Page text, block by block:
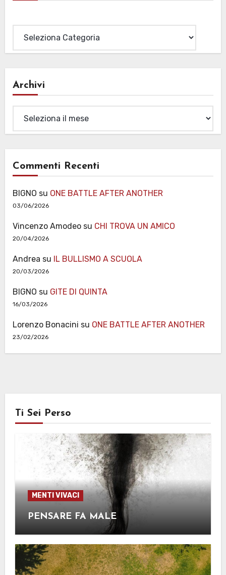
Archivi
Commenti Recenti
BIGNO su ONE BATTLE AFTER ANOTHER
03/06/2026
Vincenzo Amodeosu CHI TROVA UN AMICO
20/04/2026
Andrea su IL BULLISMO A SCUOLA
20/03/2026
BIGNO su GITE DI QUINTA
16/03/2026
Lorenzo Bonacini su ONE BATTLE AFTER ANOTHER
23/02/2026
Ti Sei Perso
MENTI VIVACI
PENSARE FA MALE